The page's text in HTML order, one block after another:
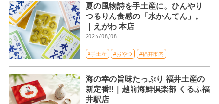
夏の風物詩を手土産に。ひんやり
つるりん食感の「水かんてん」。
｜えがわ 本店
2026/08/08
#手土産 #おやつ #福井市内
海の幸の旨味たっぷり 福井土産の
新定番!!｜越前海鮮倶楽部 くるふ福
井駅店